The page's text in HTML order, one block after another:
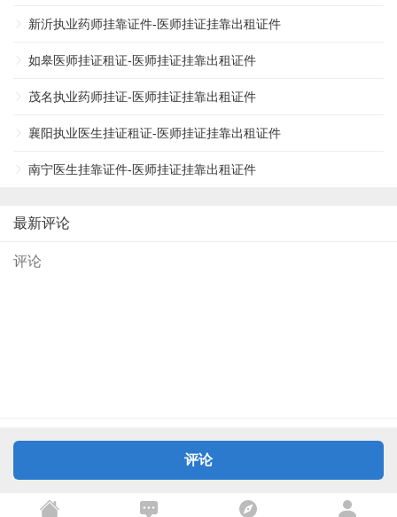
新沂执业药师挂靠证件-医师挂证挂靠出租证件
如皋医师挂证租证-医师挂证挂靠出租证件
茂名执业药师挂证-医师挂证挂靠出租证件
襄阳执业医生挂证租证-医师挂证挂靠出租证件
南宁医生挂靠证件-医师挂证挂靠出租证件
最新评论
评论